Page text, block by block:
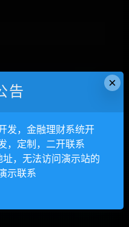
中保存我的姓名、电子
×
告
发，金融理财系统开
，定制，二开联系
，无法访问演示站的
示联系